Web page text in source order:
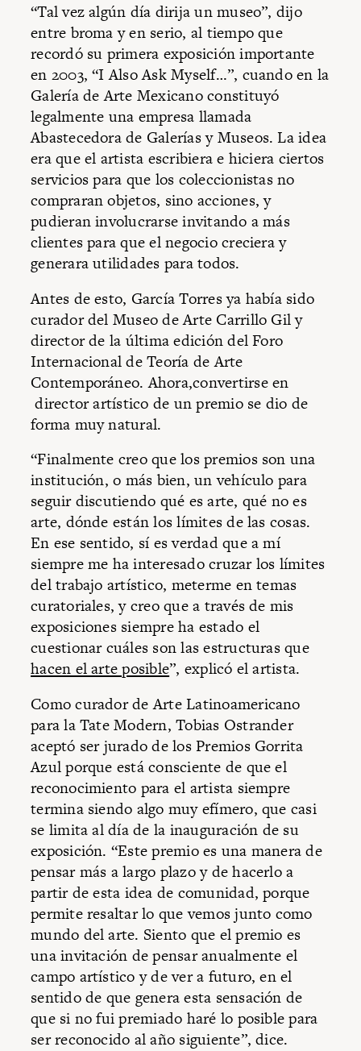
“Tal vez algún día dirija un museo”, dijo
entre broma y en serio, al tiempo que
recordó su primera exposición importante
en 2003, “I Also Ask Myself…”, cuando en la
Galería de Arte Mexicano constituyó
legalmente una empresa llamada
Abastecedora de Galerías y Museos. La idea
era que el artista escribiera e hiciera ciertos
servicios para que los coleccionistas no
compraran objetos, sino acciones, y
pudieran involucrarse invitando a más
clientes para que el negocio creciera y
generara utilidades para todos.
Antes de esto, García Torres ya había sido
curador del Museo de Arte Carrillo Gil y
director de la última edición del Foro
Internacional de Teoría de Arte
Contemporáneo. Ahora,convertirse en
director artístico de un premio se dio de
forma muy natural.
“Finalmente creo que los premios son una
institución, o más bien, un vehículo para
seguir discutiendo qué es arte, qué no es
arte, dónde están los límites de las cosas.
En ese sentido, sí es verdad que a mí
siempre me ha interesado cruzar los límites
del trabajo artístico, meterme en temas
curatoriales, y creo que a través de mis
exposiciones siempre ha estado el
cuestionar cuáles son las estructuras que
hacen el arte posible”, explicó el artista.
Como curador de Arte Latinoamericano
para la Tate Modern, Tobias Ostrander
aceptó ser jurado de los Premios Gorrita
Azul porque está consciente de que el
reconocimiento para el artista siempre
termina siendo algo muy efímero, que casi
se limita al día de la inauguración de su
exposición. “Este premio es una manera de
pensar más a largo plazo y de hacerlo a
partir de esta idea de comunidad, porque
permite resaltar lo que vemos junto como
mundo del arte. Siento que el premio es
una invitación de pensar anualmente el
campo artístico y de ver a futuro, en el
sentido de que genera esta sensación de
que si no fui premiado haré lo posible para
ser reconocido al año siguiente”, dice.